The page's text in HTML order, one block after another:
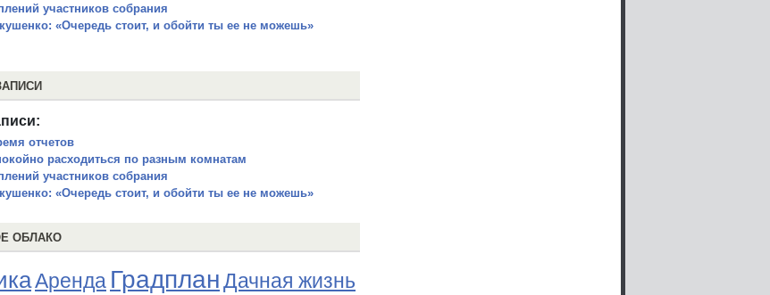
участников собрания
«Очередь стоит, и обойти ты ее не можешь»
отчетов
расходиться по разным комнатам
участников собрания
«Очередь стоит, и обойти ты ее не можешь»
ОБЛАКО
Аренда ГрадпланДачная жизнь